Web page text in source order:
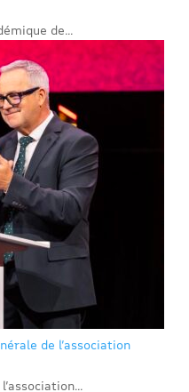
de...
de l’association